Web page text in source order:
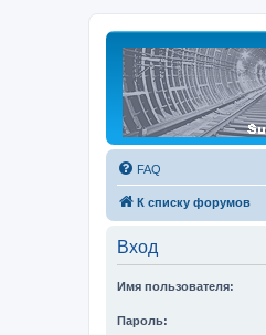
FAQ
К списку форумов
Вход
Имя пользователя:
Пароль: